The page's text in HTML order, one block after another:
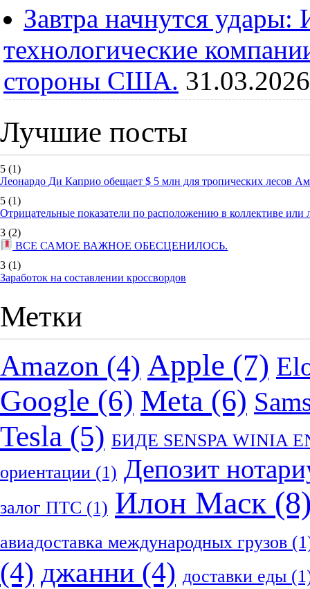
Завтра начнутся
технологические
стороны США. 31.03.2026
Лучшие посты
5 (1)
Леонардо Ди Каприо обещает $ 5 млн для тропических лесов
5 (1)
Отрицательные показатели по расположению в коллективе
3 (2)
ВСЕ САМОЕ ВАЖНОЕ ОБЕСЦЕНИЛОСЬ.
3 (1)
Заработок на составлении кроссвордов
Метки
Amazon (4) Apple (7)
Google (6) Meta (6)
Tesla (5) БИДЕ SENSPA WINIA
ориентации (1) Депозит
залог ПТС (1) Илон Маск
авиадоставка международных грузов
(4) джанни (4) доставки еды